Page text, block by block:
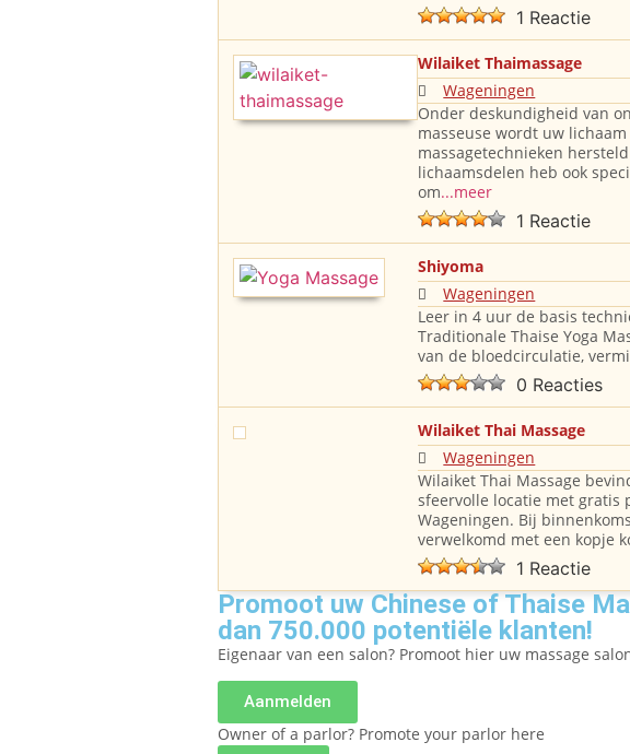
1 Reactie
Wilaiket Thaimassage
Wageningen
Onder deskundigheid van
masseuse wordt uw
massagetechnieken
lichaamsdelen heb ook
om...meer
1 Reactie
Shiyoma
Wageningen
Leer in 4 uur de basis
Traditionale Thaise Yoga
van de bloedcirculatie,
0 Reacties
Wilaiket Thai Massage
Wageningen
Wilaiket Thai Massage
sfeervolle locatie met gratis
Wageningen. Bij
verwelkomd met een kopje
1 Reactie
Promoot uw Chinese of Thaise
dan 750.000 potentiële klanten!
Eigenaar van een salon? Promoot hier uw massage
Aanmelden
Owner of a parlor? Promote your parlor here